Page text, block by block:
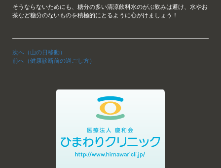
そうならないためにも、糖分の多い清涼飲料水のがぶ飲みは避け、水やお
茶など糖分のないものを積極的にとるように心がけましょう！
次へ（山の日移動）
前へ（健康診断前の過ごし方）